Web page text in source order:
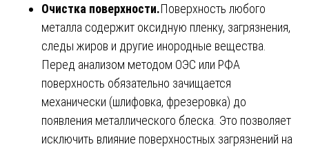
Очистка поверхности.Поверхность любого
металла содержит оксидную пленку, загрязнения,
следы жиров и другие инородные вещества.
Перед анализом методом ОЭС или РФА
поверхность обязательно зачищается
механически (шлифовка, фрезеровка) до
появления металлического блеска. Это позволяет
исключить влияние поверхностных загрязнений на